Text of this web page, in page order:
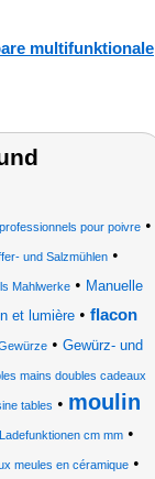
multifunktionale
pour poivre•
und Salzmühlen •
Mahlwerke• Manuelle
et lumière • flacon
• Gewürz- und
mains doubles cadeaux
tables • moulin
cm mm•
meules en céramique•